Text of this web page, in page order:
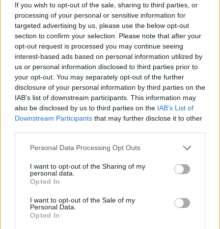
If you wish to opt-out of the sale, sharing to third parties, or
processing of your personal or sensitive information for
targeted advertising by us, please use the below opt-out
section to confirm your selection. Please note that after your
opt-out request is processed you may continue seeing
interest-based ads based on personal information utilized by
us or personal information disclosed to third parties prior to
your opt-out. You may separately opt-out of the further
disclosure of your personal information by third parties on the
IAB’s list of downstream participants. This information may
also be disclosed by us to third parties on the IAB’s List of
Downstream Participants that may further disclose it to other
Please note that this website/app uses one or more Google
not limited to your visit or usage behaviour. You may click to
grant or deny consent to Google and its third-party tags to
use your data for below specified purposes in below Google
consent section.
Personal Data Processing Opt Outs
I want to opt-out of the Sharing of my
personal data.
Opted In
I want to opt-out of the Sale of my
Personal Data.
Opted In
Entra nel canale telegram di
GalluraOggi.it
Inviaci le tue segnalazioni,
i tuoi video e le tue foto
Su WhatsApp al numero +39
345 356 7512
Ricevi le nostre ultime news